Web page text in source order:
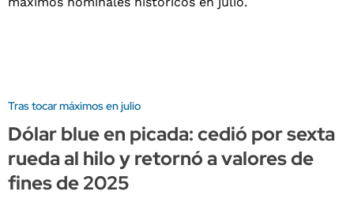
Tras tocar máximos en julio
Dólar blue en picada: cedió por sexta
rueda al hilo y retornó a valores de
fines de 2025